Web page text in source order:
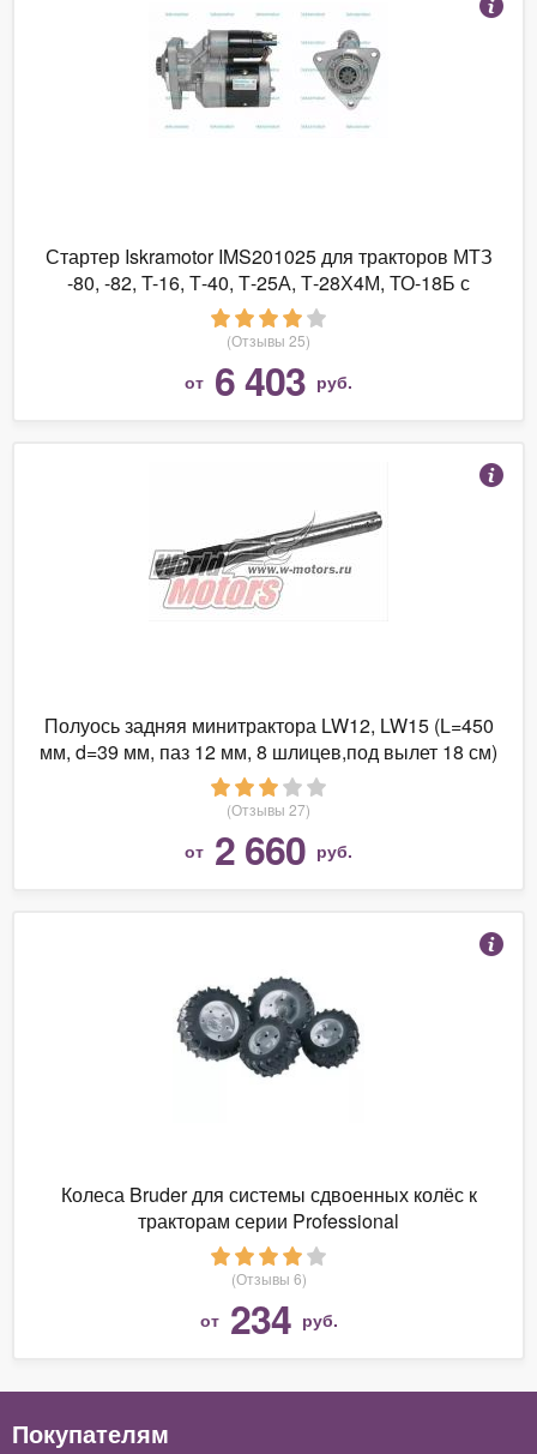
Стартер Iskramotor IMS201025 для тракторов МТЗ
-80, -82, T-16, Т-40, Т-25А, Т-28Х4М, ТО-18Б с
двигателями ММЗ Д-144, Д-120, Д-130, Д-21А,
Д-240, Д-243, Д-50, Д-50Л. Стартер на МТЗ
(Отзывы 25)
от 6 403 руб.
Полуось задняя минитрактора LW12, LW15 (L=450
мм, d=39 мм, паз 12 мм, 8 шлицев,под вылет 18 см)
(Отзывы 27)
от 2 660 руб.
Колеса Bruder для системы сдвоенных колёс к
тракторам серии Professional
(Отзывы 6)
от 234 руб.
Покупателям